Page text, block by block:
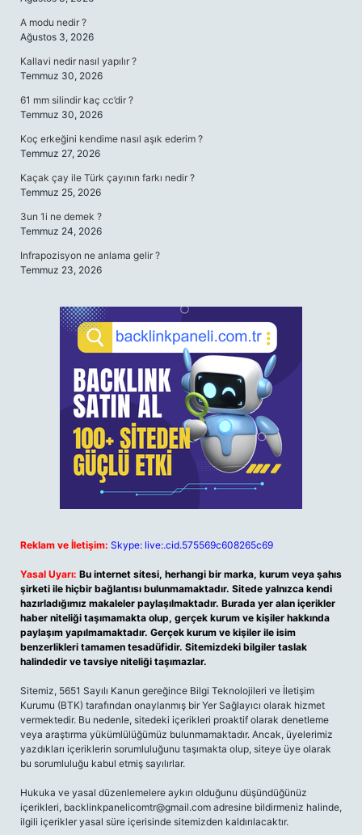
A modu nedir ?
Ağustos 3, 2026
Kallavi nedir nasıl yapılır ?
Temmuz 30, 2026
61 mm silindir kaç cc’dir ?
Temmuz 30, 2026
Koç erkeğini kendime nasıl aşık ederim ?
Temmuz 27, 2026
Kaçak çay ile Türk çayının farkı nedir ?
Temmuz 25, 2026
3un 1i ne demek ?
Temmuz 24, 2026
Infrapozisyon ne anlama gelir ?
Temmuz 23, 2026
Reklam ve İletişim: Skype: live:.cid.575569c608265c69
Yasal Uyarı: Bu internet sitesi, herhangi bir marka, kurum veya şahıs
şirketi ile hiçbir bağlantısı bulunmamaktadır. Sitede yalnızca kendi
hazırladığımız makaleler paylaşılmaktadır. Burada yer alan içerikler
haber niteliği taşımamakta olup, gerçek kurum ve kişiler hakkında
paylaşım yapılmamaktadır. Gerçek kurum ve kişiler ile isim
benzerlikleri tamamen tesadüfidir. Sitemizdeki bilgiler taslak
halindedir ve tavsiye niteliği taşımazlar.
Sitemiz, 5651 Sayılı Kanun gereğince Bilgi Teknolojileri ve İletişim
Kurumu (BTK) tarafından onaylanmış bir Yer Sağlayıcı olarak hizmet
vermektedir. Bu nedenle, sitedeki içerikleri proaktif olarak denetleme
veya araştırma yükümlülüğümüz bulunmamaktadır. Ancak, üyelerimiz
yazdıkları içeriklerin sorumluluğunu taşımakta olup, siteye üye olarak
bu sorumluluğu kabul etmiş sayılırlar.
Hukuka ve yasal düzenlemelere aykırı olduğunu düşündüğünüz
içerikleri, backlinkpanelicomtr@gmail.com adresine bildirmeniz halinde,
ilgili içerikler yasal süre içerisinde sitemizden kaldırılacaktır.